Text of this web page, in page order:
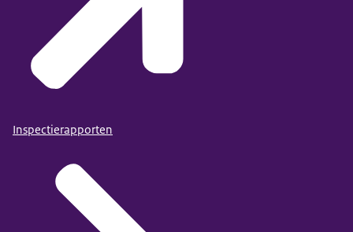
Inspectierapporten